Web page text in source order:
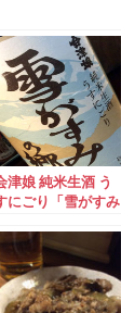
津娘 純米生酒 う
にごり「雪がすみ